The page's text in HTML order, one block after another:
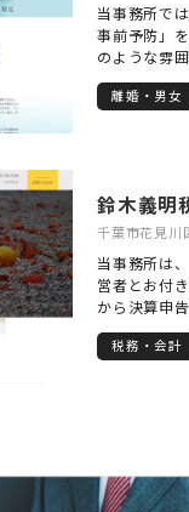
当事務所で
事前予防」
のような雰
談に乗り、
う理想を実
離婚・男女
鈴木義明
千葉市花見川
当事務所は
営者とお付
から決算申
りや経営相
共に歩みま
は、無料にて
税務・会計